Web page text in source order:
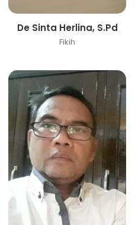
De Sinta Herlina, S.Pd
Fikih